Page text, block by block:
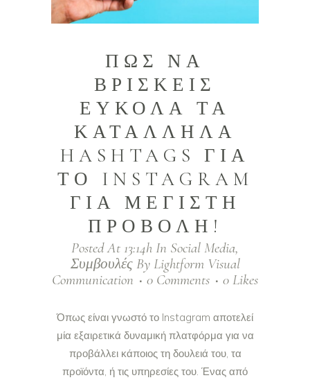
ΠΩΣ ΝΑ
ΒΡΙΣΚΕΙΣ
ΕΥΚΟΛΑ ΤΑ
ΚΑΤΑΛΛΗΛΑ
HASHTAGS ΓΙΑ
ΤΟ INSTAGRAM
ΓΙΑ ΜΕΓΙΣΤΗ
ΠΡΟΒΟΛΗ!
Posted At 13:14h In Social Media,
Συμβουλές By Lightform Visual
Communication
0 Comments 0 Likes
Όπως είναι γνωστό το Instagram αποτελεί
μία εξαιρετικά δυναμική πλατφόρμα για να
προβάλλει κάποιος τη δουλειά του, τα
προϊόντα, ή τις υπηρεσίες του. Ένας από